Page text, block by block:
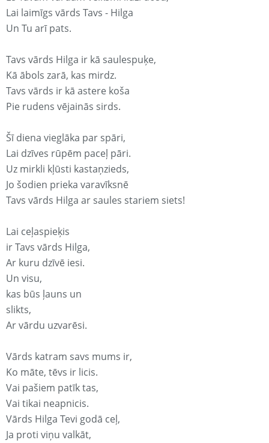
Lai laimīgs vārds Tavs - Hilga
Un Tu arī pats.
Tavs vārds Hilga ir kā saulespuķe,
Kā ābols zarā, kas mirdz.
Tavs vārds ir kā astere koša
Pie rudens vējainās sirds.
Šī diena vieglāka par spāri,
Lai dzīves rūpēm paceļ pāri.
Uz mirkli kļūsti kastaņzieds,
Jo šodien prieka varavīksnē
Tavs vārds Hilga ar saules stariem siets!
Lai ceļaspieķis
ir Tavs vārds Hilga,
Ar kuru dzīvē iesi.
Un visu,
kas būs ļauns un
slikts,
Ar vārdu uzvarēsi.
Vārds katram savs mums ir,
Ko māte, tēvs ir licis.
Vai pašiem patīk tas,
Vai tikai neapnicis.
Vārds Hilga Tevi godā ceļ,
Ja proti viņu valkāt,